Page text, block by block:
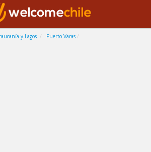
y Lagos Puerto Varas